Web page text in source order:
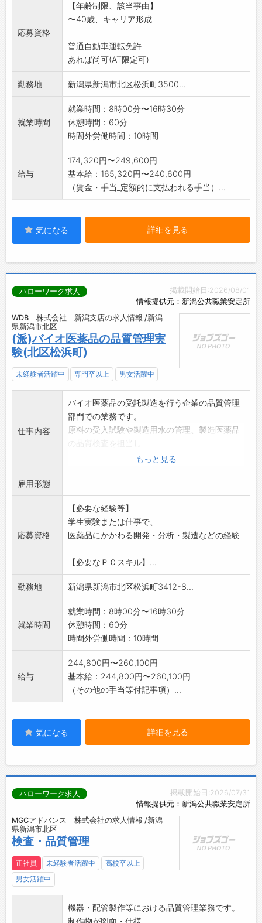
*化学や分析の知見のある方、歓迎します。
*職場は半数以上が女性で、男女を問わず活躍し
*業務変更の範囲:会社の定める業務
応募資格
【年齢制限、該当事由】
〜40歳、キャリア形成
普通自動車運転免許
あれば尚可(AT限定可)
勤務地 新潟県新潟市北区松浜町3500...
就業時間
就業時間：8時00分〜16時30分
休憩時間：60分
時間外労働時間：10時間
給与
174,320円〜249,600円
基本給：165,320円〜240,600円
（賃金・手当_定額的に支払われる手当）...
気になる 詳細を見る
掲載開始日:2026/08/01
情報提供元：新潟公共職業安定所
ハローワーク求人
WDB 株式会社 新潟支店の求人情報 /新潟
県新潟市北区
(派)バイオ医薬品の品質管理実
験(北区松浜町)
未経験者活躍中 専門卒以上 男女活躍中
仕事内容
バイオ医薬品の受託製造を行う企業の品質管理
部門での業務です。
原料の受入試験や製造用水の管理、製造医薬品
【業務の詳細】
・製造医薬品の品質検査
(HPLC、電気泳動、ELISA、PCRなど)
・試験データの入力、報告書作成
・実験準備や清掃
ブランクがある方も
安心してスタートできます。
※業務の変更範囲:なし
もっと見る
雇用形態
応募資格
【必要な経験等】
学生実験または仕事で、
医薬品にかかわる開発・分析・製造などの経験
【必要なＰＣスキル】...
勤務地 新潟県新潟市北区松浜町3412-8...
就業時間
就業時間：8時00分〜16時30分
休憩時間：60分
時間外労働時間：10時間
給与
244,800円〜260,100円
基本給：244,800円〜260,100円
（その他の手当等付記事項）...
気になる 詳細を見る
掲載開始日:2026/07/31
情報提供元：新潟公共職業安定所
ハローワーク求人
MGCアドバンス 株式会社の求人情報 /新潟
県新潟市北区
検査・品質管理
正社員 未経験者活躍中
高校卒以上
男女活躍中
機器・配管製作等における品質管理業務です。
制作物が図面・仕様